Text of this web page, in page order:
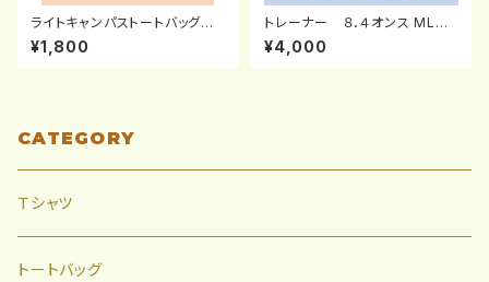
ライトキャンパストートバッグ
（Ｓ）
¥1,800
トレーナー ８．４オンス MLC
クルーネック（WM-２XL）
¥4,000
CATEGORY
Ｔシャツ
トートバッグ